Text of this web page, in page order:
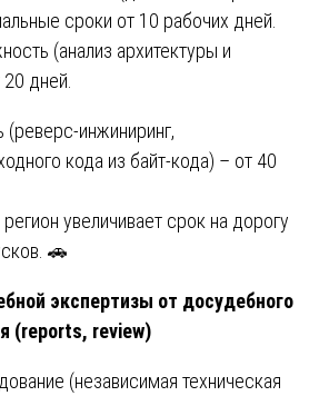
сроки от 10 рабочих дней.
(анализ архитектуры и
дней.
инжиниринг,
кода из байт-кода) – от 40
увеличивает срок на дорогу
🚗
экспертизы от досудебного
(reports, review)
(независимая техническая